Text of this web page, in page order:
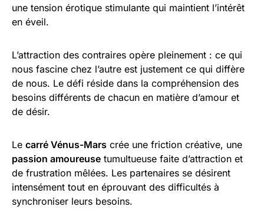
une tension érotique stimulante qui maintient l’intérêt
en éveil.
L’attraction des contraires opère pleinement : ce qui
nous fascine chez l’autre est justement ce qui diffère
de nous. Le défi réside dans la compréhension des
besoins différents de chacun en matière d’amour et
de désir.
Le carré Vénus-Mars crée une friction créative, une
passion amoureuse tumultueuse faite d’attraction et
de frustration mêlées. Les partenaires se désirent
intensément tout en éprouvant des difficultés à
synchroniser leurs besoins.